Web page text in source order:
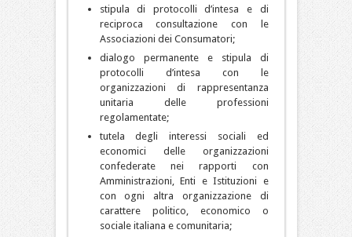
stipula di protocolli d’intesa e di
reciproca consultazione con le
Associazioni dei Consumatori;
dialogo permanente e stipula di
protocolli d’intesa con le
organizzazioni di rappresentanza
unitaria delle professioni
regolamentate;
tutela degli interessi sociali ed
economici delle organizzazioni
confederate nei rapporti con
Amministrazioni, Enti e Istituzioni e
con ogni altra organizzazione di
carattere politico, economico o
sociale italiana e comunitaria;